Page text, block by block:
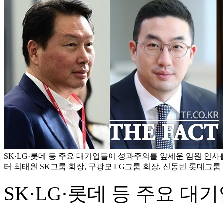
SK·LG·롯데 등 주요 대기업들이 성과주의를 앞세운 임원 인
터 최태원 SK그룹 회장, 구광모 LG그룹 회장, 신동빈 롯데그
SK·LG·롯데 등 주요 대